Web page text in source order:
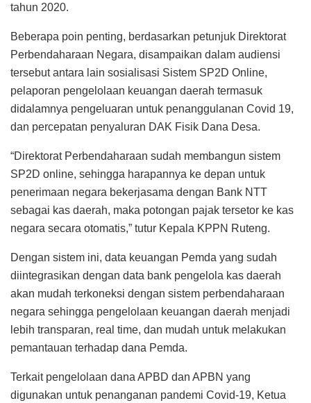
tahun 2020.
Beberapa poin penting, berdasarkan petunjuk Direktorat
Perbendaharaan Negara, disampaikan dalam audiensi
tersebut antara lain sosialisasi Sistem SP2D Online,
pelaporan pengelolaan keuangan daerah termasuk
didalamnya pengeluaran untuk penanggulanan Covid 19,
dan percepatan penyaluran DAK Fisik Dana Desa.
“Direktorat Perbendaharaan sudah membangun sistem
SP2D online, sehingga harapannya ke depan untuk
penerimaan negara bekerjasama dengan Bank NTT
sebagai kas daerah, maka potongan pajak tersetor ke kas
negara secara otomatis,” tutur Kepala KPPN Ruteng.
Dengan sistem ini, data keuangan Pemda yang sudah
diintegrasikan dengan data bank pengelola kas daerah
akan mudah terkoneksi dengan sistem perbendaharaan
negara sehingga pengelolaan keuangan daerah menjadi
lebih transparan, real time, dan mudah untuk melakukan
pemantauan terhadap dana Pemda.
Terkait pengelolaan dana APBD dan APBN yang
digunakan untuk penanganan pandemi Covid-19, Ketua